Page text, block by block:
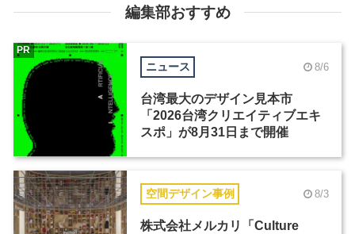
編集部おすすめ
ニュース 8/6
台湾最大のデザイン見本市
「2026台湾クリエイティブエキ
スポ」が8月31日まで開催
PR
空間デザイン事例 8/3
株式会社メルカリ「Culture